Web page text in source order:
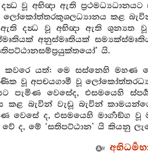
දන්‍ධ වූ අභිඥා ඇති
කළ
ඇති දන්‍ධ වූ අභිඥා ඇති ශුන්‍යත වූ
ස්මෘතියක් අනුස්මෘතියක්
යි.
කවරෙ යත්: මෙ සස්නෙහි මහණ
වූ අපචයගාමී වූ
පැමිණ වෙසේද, එසමයෙහි
කළ බැවින් වැඩූ බැවින්
වෙසේ ද, එසමයෙහි මාර්‍ගාඞ්ග
ද, මේ ‘සතිපට්ඨාන’ යි කියනු